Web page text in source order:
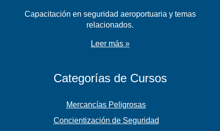
Capacitación en seguridad aeroportuaria y temas
relacionados.
Leer más »
Categorías de Cursos
Mercancías Peligrosas
Concientización de Seguridad